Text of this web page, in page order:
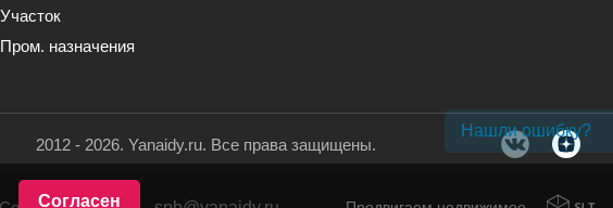
Согласен
Нашли ошибку?
Участок
Пром. назначения
2012 - 2026. Yanaidy.ru. Все права защищены.